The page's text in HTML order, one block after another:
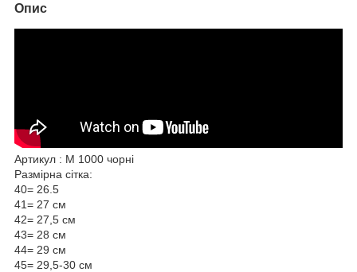
Опис
Артикул : М 1000 чорні
Размірна сітка:
40= 26.5
41= 27 см
42= 27,5 см
43= 28 см
44= 29 см
45= 29,5-30 см